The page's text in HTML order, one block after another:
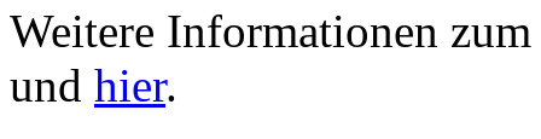
Weitere Informationen
und hier.